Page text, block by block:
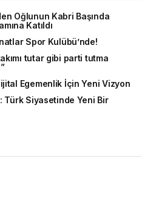
Oğlunun Kabri Başında
Katıldı
Spor Kulübü’nde!
tutar gibi parti tutma
Egemenlik İçin Yeni Vizyon
Türk Siyasetinde Yeni Bir